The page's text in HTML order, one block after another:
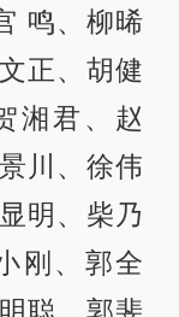
鸣、柳晞
正、胡健
湘君、赵
川、徐伟
明、柴乃
刚、郭全